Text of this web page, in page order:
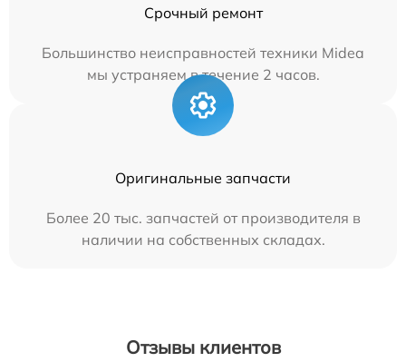
Срочный ремонт
Большинство неисправностей техники Midea
мы устраняем в течение 2 часов.
Оригинальные запчасти
Более 20 тыс. запчастей от производителя в
наличии на собственных складах.
Отзывы клиентов